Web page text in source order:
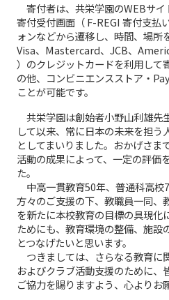
寄付者は、共栄学園のWEBサイ
寄付受付画面（ F-REGI 寄付支払
ォンなどから遷移し、時間、場所
Visa、Mastercard、JCB、
）のクレジットカードを利用して
の他、コンビニエンスストア・
ことが可能です。
共栄学園は創始者小野山利雄先
して以来、常に日本の未来を担
としてまいりました。おかげさま
活動の成果によって、一定の評価
た。
中高一貫教育50年、普通科高校
方々のご支援の下、教職員一同、
を新たに本校教育の目標の具現化
ためにも、教育環境の整備、施設
とつなげたいと思います。
つきましては、さらなる教育に
およびクラブ活動支援のために、
ご協力を賜りますよう、心よりお